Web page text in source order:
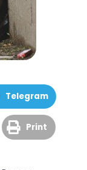
Telegram
Print